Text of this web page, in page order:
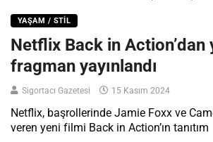
YAŞAM / STIL
Netflix Back in Action’dan
fragman yayınlandı
Sigortacı Gazetesi 15 Kasım 2024
Netflix, başrollerinde Jamie Foxx ve
veren yeni filmi Back in Action’ın tanıtım